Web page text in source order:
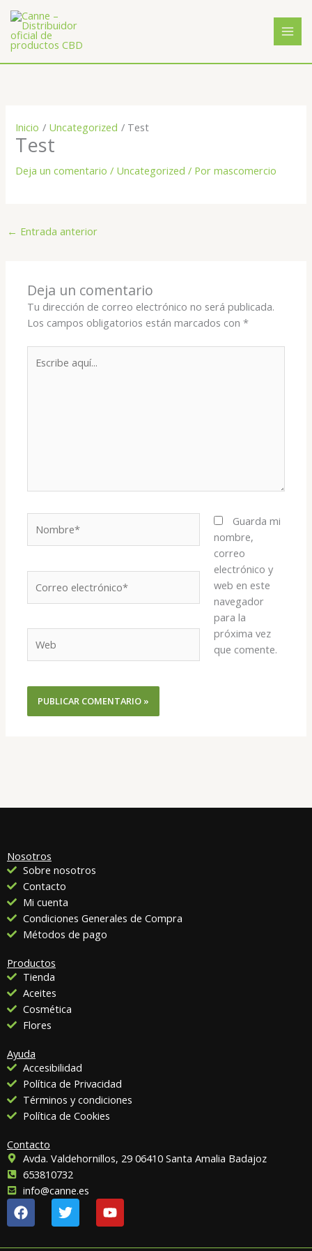
contenido
Inicio Uncategorized Test
Test
Deja un comentario / Uncategorized / Pormascomercio
← Entrada anterior
Deja un comentario
Tu dirección de correo electrónico no será publicada.
Los campos obligatorios están marcados con*
aquí...
electrónico*
Guarda mi
nombre,
correo
electrónico y
web en este
navegador
para la
próxima vez
que comente.
Nosotros
Sobre nosotros
Contacto
Mi cuenta
Condiciones Generales de Compra
Métodos de pago
Productos
Tienda
Aceites
Cosmética
Flores
Ayuda
Accesibilidad
Política de Privacidad
Términos y condiciones
Política de Cookies
Contacto
Avda. Valdehornillos, 29 06410 Santa Amalia Badajoz
653810732
info@canne.es
F
a
c
e
T
w
i
t
Y
o
u
t